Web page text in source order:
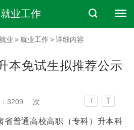
就业工作
业 >就业工作>详细内容
本免试生拟推荐公示
3209 次 T T
省普通高校高职（专科）升本科